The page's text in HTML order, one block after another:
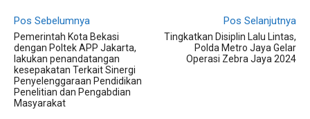
Pos Sebelumnya
Pemerintah Kota Bekasi
dengan Poltek APP Jakarta,
lakukan penandatangan
kesepakatan Terkait Sinergi
Penyelenggaraan Pendidikan
Penelitian dan Pengabdian
Masyarakat
Pos Selanjutnya
Tingkatkan Disiplin Lalu Lintas,
Polda Metro Jaya Gelar
Operasi Zebra Jaya 2024